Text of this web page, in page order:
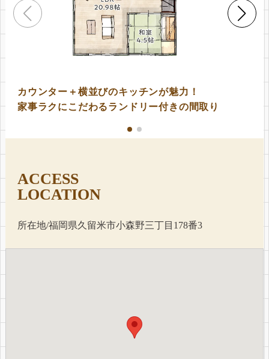
カウンター＋横並びのキッチンが魅力！
家事ラクにこだわるランドリー付きの間取り
ACCESS
LOCATION
所在地/福岡県久留米市小森野三丁目178番3